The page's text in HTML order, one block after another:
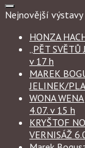
Nejnovější výstavy
HONZA
„PĚT
v 17 h
MAREK
JELINEK/
WONA
4.07. v 15 h
KRYŠTOF
VERNISÁŽ